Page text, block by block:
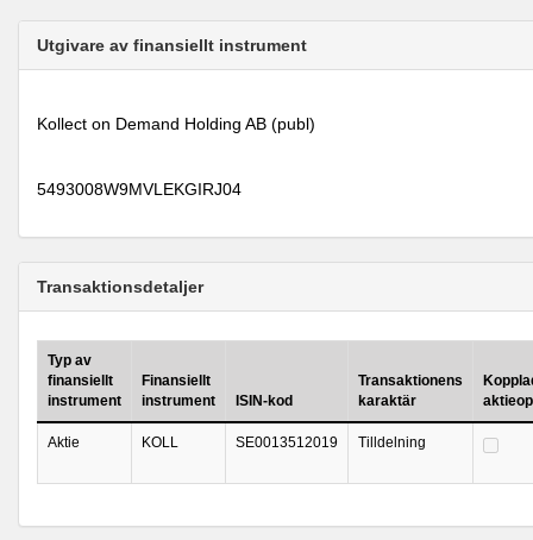
Utgivare av finansiellt instrument
Kollect on Demand Holding AB (publ)
5493008W9MVLEKGIRJ04
Transaktionsdetaljer
Typ av
finansiellt
instrument
Finansiellt
instrument
ISIN-kod
Transaktionens
karaktär
Aktie KOLL SE0013512019 Tilldelning